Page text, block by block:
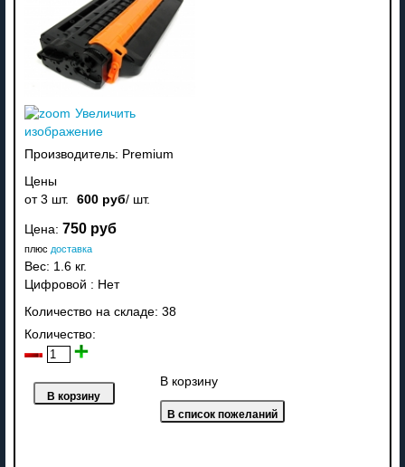
Увеличить
изображение
Производитель: Premium
Цены
от 3 шт.
600 руб/ шт.
Цена: 750 руб
плюс доставка
Вес: 1.6 кг.
Цифровой : Нет
Количество на складе: 38
Количество:
В корзину